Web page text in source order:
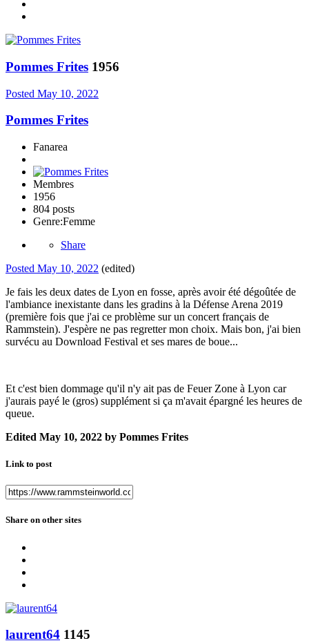
Pommes Frites 1956
Posted May 10, 2022
Pommes Frites
Fanarea
Membres
1956
804 posts
Genre:Femme
Share
Posted May 10, 2022 (edited)
Je fais les deux dates de Lyon en fosse, après avoir été dégoûtée de
l'ambiance inexistante dans les gradins à la Défense Arena 2019
(première fois que j'ai ce problème sur un concert français de
Rammstein). J'espère ne pas regretter mon choix. Mais bon, j'ai bien
survécu au Download Festival et ses mares de boue...
Et c'est bien dommage qu'il n'y ait pas de Feuer Zone à Lyon car
j'aurais payé le (gros) supplément si ça m'avait épargné les heures de
queue.
Edited May 10, 2022 by Pommes Frites
Link to post
Share on other sites
laurent64 1145